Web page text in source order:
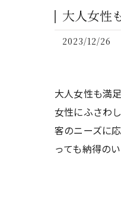
大人女性
2023/12/26
大人女性も満
女性にふさわ
客のニーズに
っても納得の